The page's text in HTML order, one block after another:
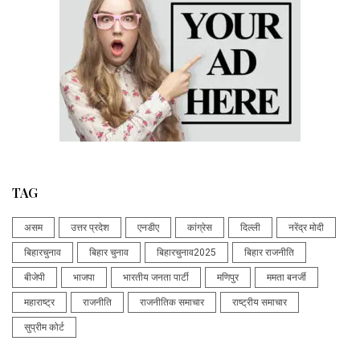
TAG
असम उत्तर प्रदेश एनडीए कांग्रेस दिल्ली नरेंद्र मोदी
बिहारचुनाव बिहार चुनाव बिहारचुनाव2025 बिहार राजनीति
बीजेपी भाजपा भारतीय जनता पार्टी मणिपुर ममता बनर्जी
महाराष्ट्र राजनीति राजनीतिक समाचार राष्ट्रीय समाचार
सुप्रीम कोर्ट